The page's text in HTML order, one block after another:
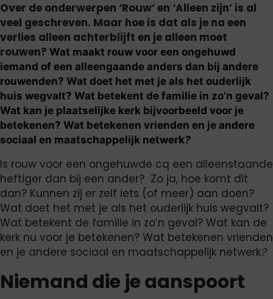
Over de onderwerpen ‘Rouw’ en ‘Alleen zijn’ is al
veel geschreven. Maar hoe is dat als je na een
verlies alleen achterblijft en je alleen moet
rouwen? Wat maakt rouw voor een ongehuwd
iemand of een alleengaande anders dan bij andere
rouwenden? Wat doet het met je als het ouderlijk
huis wegvalt? Wat betekent de familie in zo’n geval?
Wat kan je plaatselijke kerk bijvoorbeeld voor je
betekenen? Wat betekenen vrienden en je andere
sociaal en maatschappelijk netwerk?
Is rouw voor een ongehuwde cq een alleenstaande
heftiger dan bij een ander? Zo ja, hoe komt dit
dan? Kunnen zij er zelf iets (of meer) aan doen?
Wat doet het met je als het ouderlijk huis wegvalt?
Wat betekent de familie in zo’n geval? Wat kan de
kerk nu voor je betekenen? Wat betekenen vrienden
en je andere sociaal en maatschappelijk netwerk?
Niemand die je aanspoort